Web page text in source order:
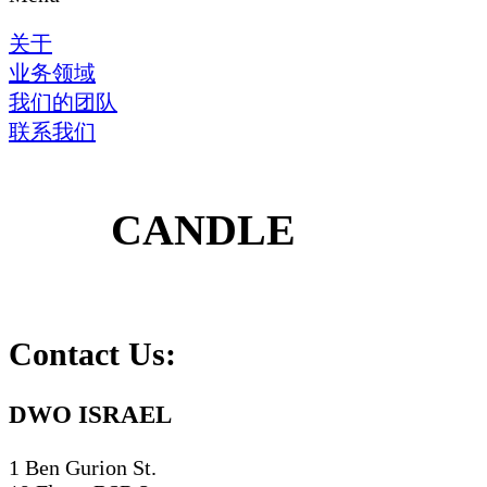
关于
业务领域
我们的团队
联系我们
CANDLE
Contact Us:
DWO ISRAEL
1 Ben Gurion St.